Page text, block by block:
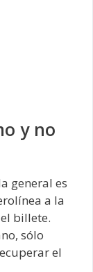
y no
general es
a la
billete.
sólo
el